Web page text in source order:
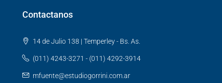
Contactanos
14 de Julio 138 | Temperley - Bs. As.
(011) 4243-3271 - (011) 4292-3914
mfuente@estudiogorrini.com.ar